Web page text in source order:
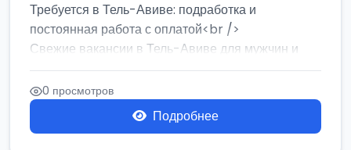
Требуется в Тель-Авиве: подработка и
постоянная работа с оплатой<br />
Свежие вакансии в Тель-Авиве для мужчин и
женщин от хозя...
0 просмотров
Подробнее